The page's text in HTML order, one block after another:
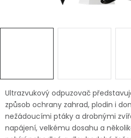
Značky
Ultrazvukový odpuzovač
způsob ochrany zahrad, plodin i
nežádoucími ptáky a drobnými
napájení, velkému dosahu a